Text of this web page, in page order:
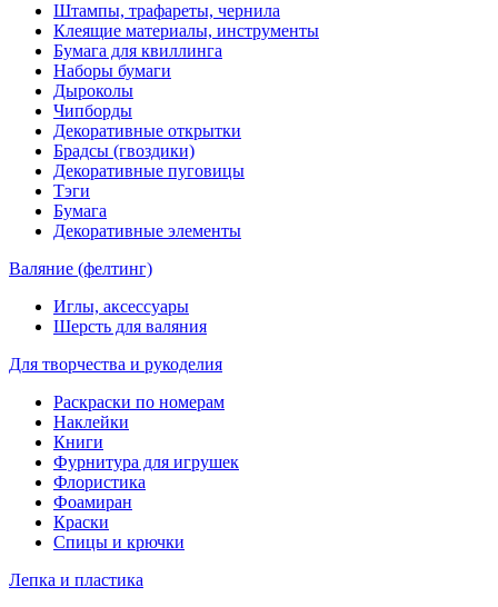
Штампы, трафареты, чернила
Клеящие материалы, инструменты
Бумага для квиллинга
Наборы бумаги
Дыроколы
Чипборды
Декоративные открытки
Брадсы (гвоздики)
Декоративные пуговицы
Тэги
Бумага
Декоративные элементы
Валяние (фелтинг)
Иглы, аксессуары
Шерсть для валяния
Для творчества и рукоделия
Раскраски по номерам
Наклейки
Книги
Фурнитура для игрушек
Флористика
Фоамиран
Краски
Спицы и крючки
Лепка и пластика